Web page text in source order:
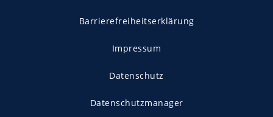
Barrierefreiheitserklärung
Impressum
Datenschutz
Datenschutzmanager